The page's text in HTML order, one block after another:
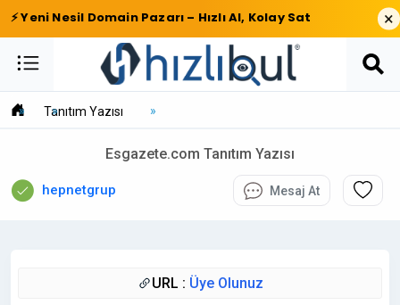
⚡ Yeni Nesil Domain Pazarı – Hızlı Al, Kolay Sat ×
Tanıtım Yazısı
Esgazete.com Tanıtım Yazısı
hepnetgrup Mesaj At
URL : Üye Olunuz